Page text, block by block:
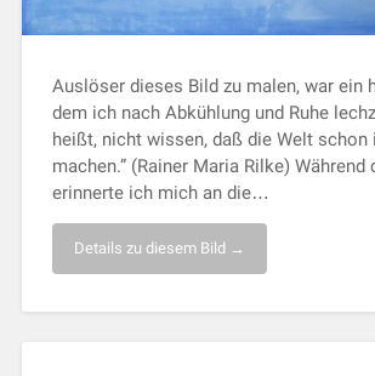
Auslöser dieses Bild zu malen, war ein
dem ich nach Abkühlung und Ruhe
heißt, nicht wissen, daß die Welt schon
machen.” (Rainer Maria Rilke) Während
erinnerte ich mich an die…
Details zu diesem Bild →